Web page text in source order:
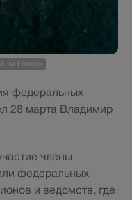
на Freepik
федеральных
28 марта Владимир
члены
федеральных
и ведомств, где